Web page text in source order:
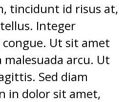
tincidunt id risus at,
Integer
Ut sit amet
malesuada arcu. Ut
Sed diam
in dolor sit amet,